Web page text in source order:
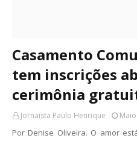
Casamento
tem inscrições
cerimônia
Jornaista Paulo Henrique
Por Denise Oliveira. O amor